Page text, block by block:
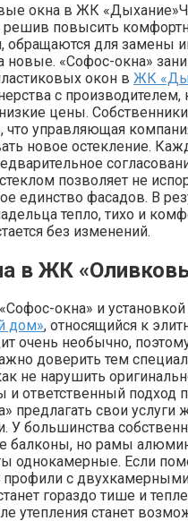
решив повысить
обращаются для замены
новые. «Софос-окна»
окон в ЖК
с
цены.
что управляющая
новое остекление.
позволяет не
единство фасадов. В
тепло, тихо и
без изменений.
в ЖК
окна» и
дом», относящийся к
очень необычно,
доверить тем
не нарушить
и ответственный подход
предлагать свои услуги
У большинства
балконы, но рамы
однокамерные. Если
с двухкамерными
гораздо тише и
утепления станет